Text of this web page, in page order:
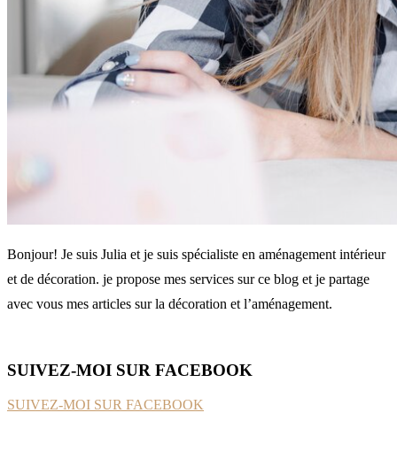
Bonjour! Je suis Julia et je suis spécialiste en aménagement intérieur
et de décoration. je propose mes services sur ce blog et je partage
avec vous mes articles sur la décoration et l’aménagement.
SUIVEZ-MOI SUR FACEBOOK
SUIVEZ-MOI SUR FACEBOOK